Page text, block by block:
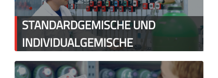
STANDARDGEMISCHE UND
INDIVIDUALGEMISCHE